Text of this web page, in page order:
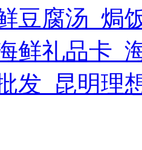
豆腐汤_焗
鲜礼品卡_
发_昆明理